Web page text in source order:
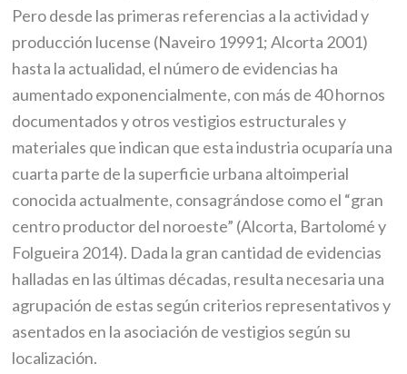
Pero desde las primeras referencias a la actividad y
producción lucense (Naveiro 19991; Alcorta 2001)
hasta la actualidad, el número de evidencias ha
aumentado exponencialmente, con más de 40 hornos
documentados y otros vestigios estructurales y
materiales que indican que esta industria ocuparía una
cuarta parte de la superficie urbana altoimperial
conocida actualmente, consagrándose como el “gran
centro productor del noroeste” (Alcorta, Bartolomé y
Folgueira 2014). Dada la gran cantidad de evidencias
halladas en las últimas décadas, resulta necesaria una
agrupación de estas según criterios representativos y
asentados en la asociación de vestigios según su
localización.